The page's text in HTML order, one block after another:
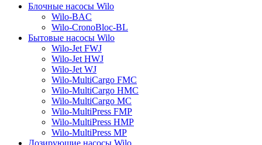
Блочные насосы Wilo
Wilo-BAC
Wilo-CronoBloc-BL
Бытовые насосы Wilo
Wilo-Jet FWJ
Wilo-Jet HWJ
Wilo-Jet WJ
Wilo-MultiCargo FMC
Wilo-MultiCargo HMC
Wilo-MultiCargo MC
Wilo-MultiPress FMP
Wilo-MultiPress HMP
Wilo-MultiPress MP
Дозирующие насосы Wilo